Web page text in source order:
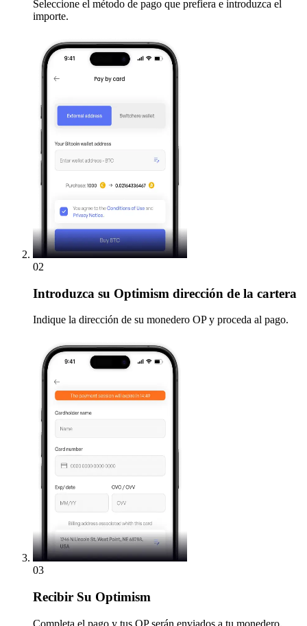
Seleccione el método de pago que prefiera e introduzca el
importe.
02
Introduzca su Optimism dirección de la cartera
Indique la dirección de su monedero OP y proceda al pago.
03
Recibir Su Optimism
Completa el pago y tus OP serán enviados a tu monedero.